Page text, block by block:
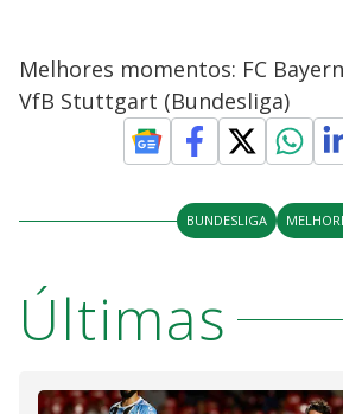
Melhores momentos: FC
VfB Stuttgart (Bundesliga)
BUNDESLIGA
Últimas